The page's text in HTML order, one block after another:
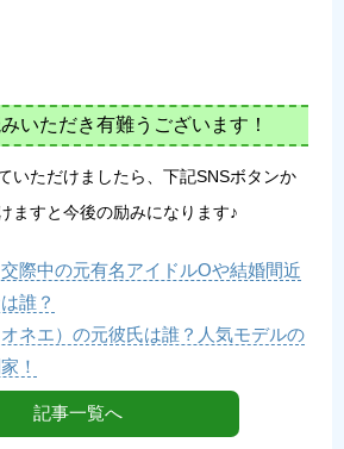
いただき有難うございます！
いただけましたら、下記SNSボタンか
ますと今後の励みになります♪
際中の元有名アイドルOや結婚間近
誰？
ネエ）の元彼氏は誰？人気モデルの
！
記事一覧へ